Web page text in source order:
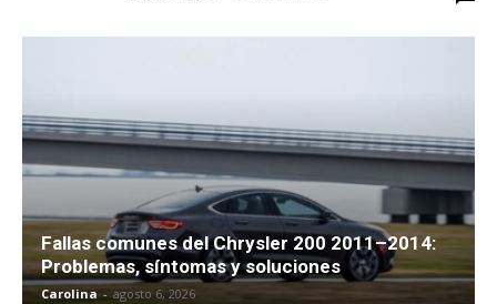
Fallas comunes del Chrysler 200 2011–2014:
Problemas, síntomas y soluciones
Carolina - agosto 6, 2026